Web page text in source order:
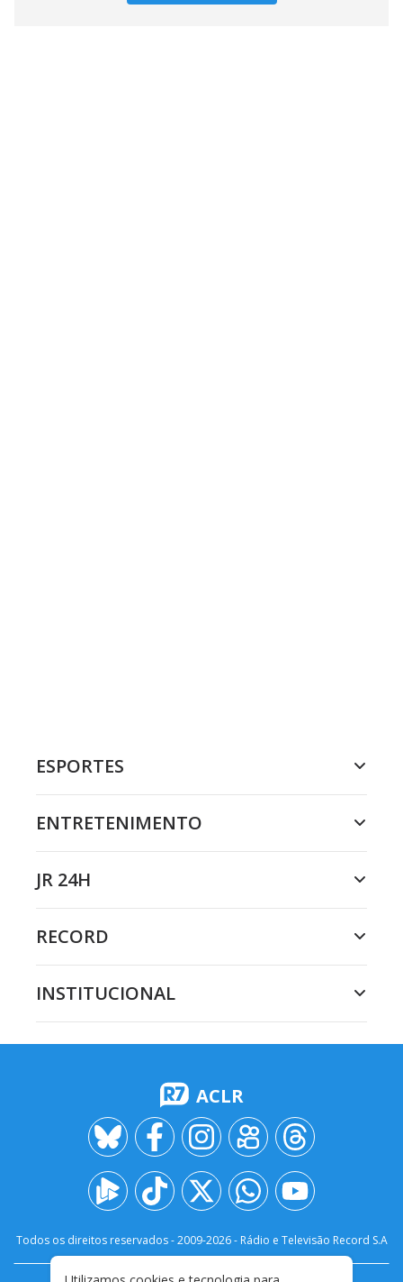
ESPORTES
ENTRETENIMENTO
JR 24H
RECORD
INSTITUCIONAL
ACLR
Todos os direitos reservados - 2009-2026- Rádio e Televisão Record S.A